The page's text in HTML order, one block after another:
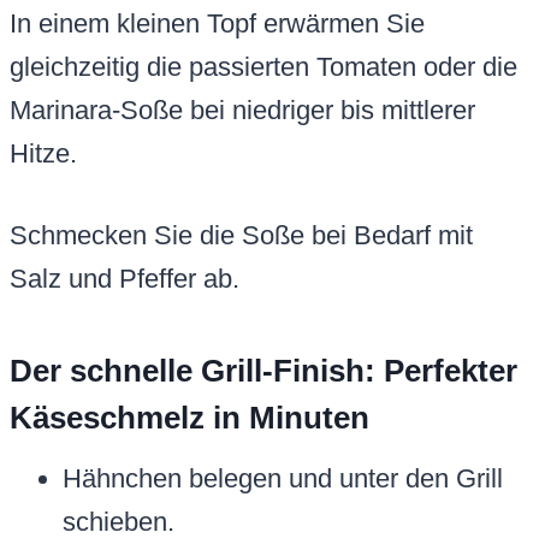
In einem kleinen Topf erwärmen Sie
gleichzeitig die passierten Tomaten oder die
Marinara-Soße bei niedriger bis mittlerer
Hitze.
Schmecken Sie die Soße bei Bedarf mit
Salz und Pfeffer ab.
Der schnelle Grill-Finish: Perfekter
Käseschmelz in Minuten
Hähnchen belegen und unter den Grill
schieben.